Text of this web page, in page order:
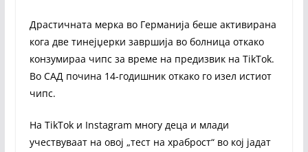
Драстичната мерка во Германија беше активирана
кога две тинејџерки завршија во болница откако
конзумираа чипс за време на предизвик на TikTok.
Во САД почина 14-годишник откако го изел истиот
чипс.
На TikTok и Instagram многу деца и млади
учествуваат на овој „тест на храброст“ во кој јадат